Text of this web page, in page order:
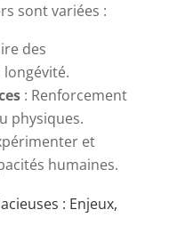
sont variées :
des
: Renforcement
physiques.
et
humaines.
: Enjeux,